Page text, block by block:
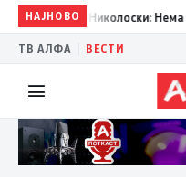
НАЈНОВО
18:40Николоски: Нема
ТВ АЛФА ВЕСТИ